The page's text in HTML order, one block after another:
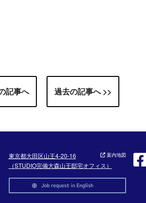
記事へ 過去の記事へ >>
東京都大田区山王4-20-16
（STUDIO完備大森山王邸宅オフィス）
案内地図